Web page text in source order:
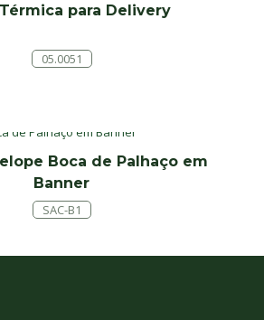
para Delivery
05.0051
Boca de Palhaço em
Banner
SAC-B1